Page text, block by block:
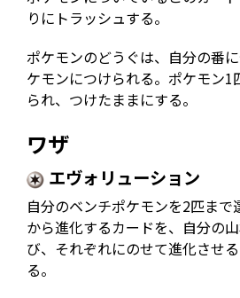
りにトラッシュする。
ポケモンのどうぐは、自分の番
ケモンにつけられる。ポケモン1
られ、つけたままにする。
ワザ
エヴォリューション
自分のベンチポケモンを2匹まで
から進化するカードを、自分の
び、それぞれにのせて進化させ
る。